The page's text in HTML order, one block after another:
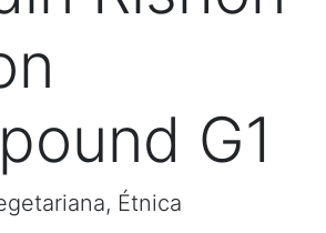
G1
Étnica